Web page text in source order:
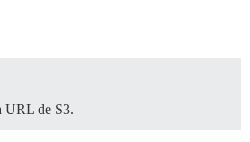
URL de S3.